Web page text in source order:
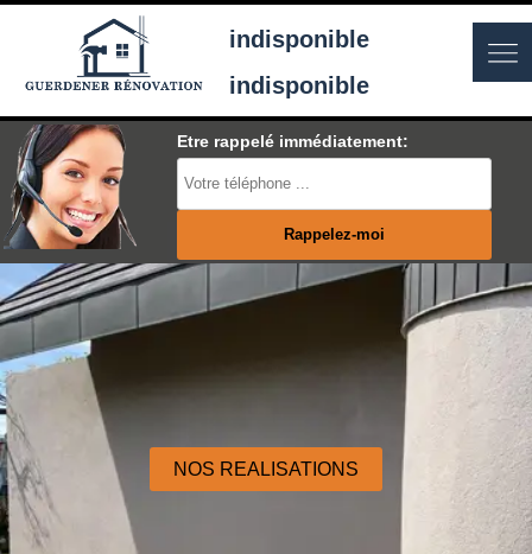
indisponible
indisponible
Etre rappelé immédiatement:
NOS REALISATIONS